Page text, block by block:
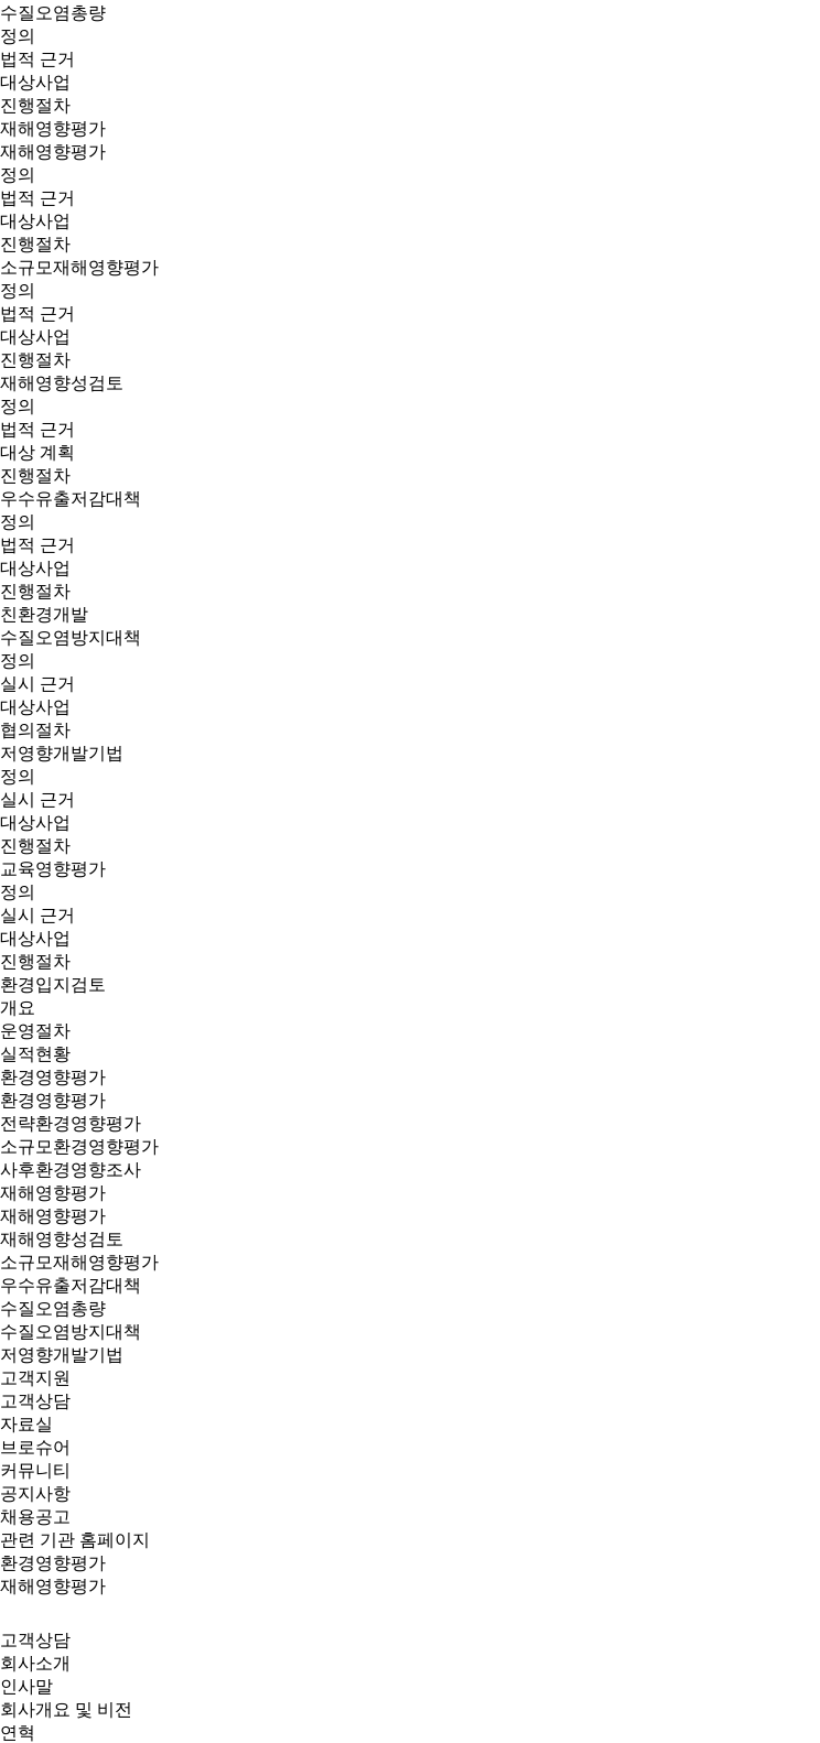
수질오염총량
정의
법적 근거
대상사업
진행절차
재해영향평가
재해영향평가
정의
법적 근거
대상사업
진행절차
소규모재해영향평가
정의
법적 근거
대상사업
진행절차
재해영향성검토
정의
법적 근거
대상 계획
진행절차
우수유출저감대책
정의
법적 근거
대상사업
진행절차
친환경개발
수질오염방지대책
정의
실시 근거
대상사업
협의절차
저영향개발기법
정의
실시 근거
대상사업
진행절차
교육영향평가
정의
실시 근거
대상사업
진행절차
환경입지검토
개요
운영절차
실적현황
환경영향평가
환경영향평가
전략환경영향평가
소규모환경영향평가
사후환경영향조사
재해영향평가
재해영향평가
재해영향성검토
소규모재해영향평가
우수유출저감대책
수질오염총량
수질오염방지대책
저영향개발기법
고객지원
고객상담
자료실
브로슈어
커뮤니티
공지사항
채용공고
관련 기관 홈페이지
환경영향평가
재해영향평가
고객상담
회사소개
인사말
회사개요 및 비전
연혁